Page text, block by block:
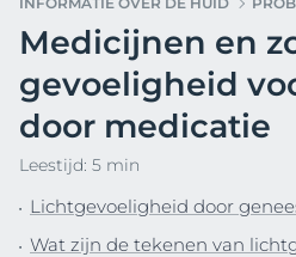
Medicijnen en
gevoeligheid
door medicatie
Leestijd: 5 min
Lichtgevoeligheid door
Wat zijn de tekenen van